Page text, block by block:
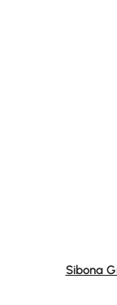
Sibona